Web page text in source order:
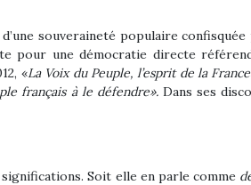
souveraineté populaire confisquée
pour une démocratie directe
«La Voix du Peuple, l’esprit de la France
français à le défendre». Dans ses
Soit elle en parle comme